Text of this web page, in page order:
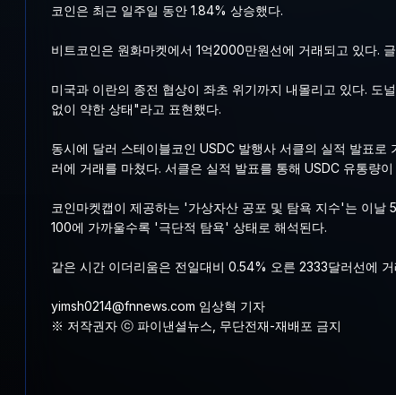
코인은 최근 일주일 동안 1.84% 상승했다.
비트코인은 원화마켓에서 1억2000만원선에 거래되고 있다.
미국과 이란의 종전 협상이 좌초 위기까지 내몰리고 있다. 도
없이 약한 상태"라고 표현했다.
동시에 달러 스테이블코인 USDC 발행사 서클의 실적 발표로
러에 거래를 마쳤다. 서클은 실적 발표를 통해 USDC 유통량
코인마켓캡이 제공하는 '가상자산 공포 및 탐욕 지수'는 이
100에 가까울수록 '극단적 탐욕' 상태로 해석된다.
같은 시간 이더리움은 전일대비 0.54% 오른 2333달러선에
yimsh0214@fnnews.com 임상혁 기자
※ 저작권자 ⓒ 파이낸셜뉴스, 무단전재-재배포 금지